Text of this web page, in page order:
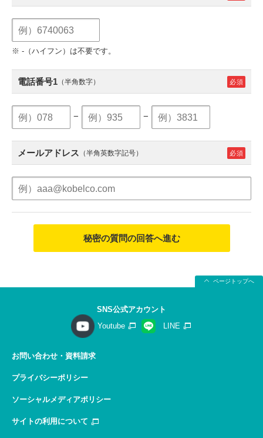
※ -（ハイフン）は不要です。
電話番号1 （半角数字）
− −
メールアドレス （半角英数字記号）
秘密の質問の回答へ進む
ページトップへ
SNS公式アカウント
Youtube
LINE
お問い合わせ・資料請求
プライバシーポリシー
ソーシャルメディアポリシー
サイトの利用について